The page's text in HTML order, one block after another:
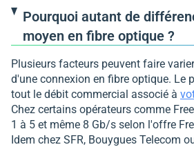
Pourquoi autant de
moyen en fibre optique ?
Plusieurs facteurs peuvent faire
d'une connexion en fibre optique. Le
tout le débit commercial associé à
Chez certains opérateurs comme
1 à 5 et même 8 Gb/s selon l'offre
Idem chez SFR, Bouygues Telecom